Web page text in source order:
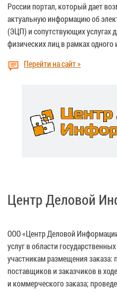
России портал, который дает
актуальную информацию об
(ЭЦП) и сопутствующих услугах
физических лиц в рамках одного
Перейти на сайт »
Центр Деловой
ООО «Центр Деловой
услуг в области
участникам размещения заказа:
поставщиков и заказчиков в
и коммерческого заказа;